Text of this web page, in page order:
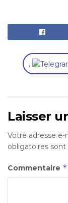
,
Laisser
Votre adresse e-
obligatoires
Commentaire *